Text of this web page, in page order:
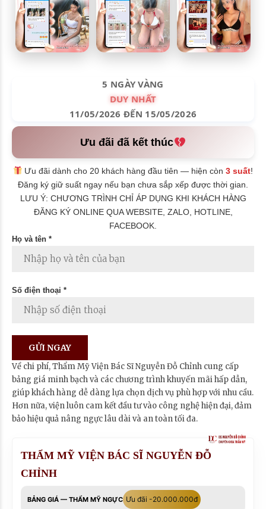
5 NGÀY VÀNG
DUY NHẤT
11/05/2026 ĐẾN 15/05/2026
Ưu đãi đã kết thúc
Ưu đãi dành cho 20 khách hàng đầu tiên — hiện còn3 suất!
Đăng ký giữ suất ngay nếu bạn chưa sắp xếp được thời gian.
LƯU Ý: CHƯƠNG TRÌNH CHỈ ÁP DỤNG KHI KHÁCH HÀNG
ĐĂNG KÝ ONLINE QUA WEBSITE, ZALO, HOTLINE,
FACEBOOK.
Họ và tên *
Số điện thoại *
Về chi phí, Thẩm Mỹ Viện Bác Sĩ Nguyễn Đỗ Chỉnh cung cấp
bảng giá minh bạch và các chương trình khuyến mãi hấp dẫn,
giúp khách hàng dễ dàng lựa chọn dịch vụ phù hợp với nhu cầu.
Hơn nữa, viện luôn cam kết đầu tư vào công nghệ hiện đại, đảm
bảo hiệu quả nâng ngực lâu dài và an toàn tối đa.
THẨM MỸ VIỆN BÁC SĨ NGUYỄN ĐỖ
CHỈNH
BẢNG GIÁ — THẨM MỸ NGỰC Ưu đãi -20.000.000đ